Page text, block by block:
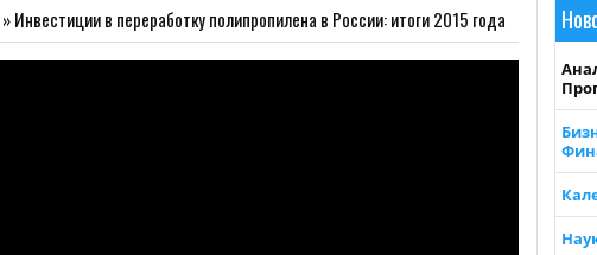
»Инвестиции в переработку полипропилена в России: итоги 2015 года